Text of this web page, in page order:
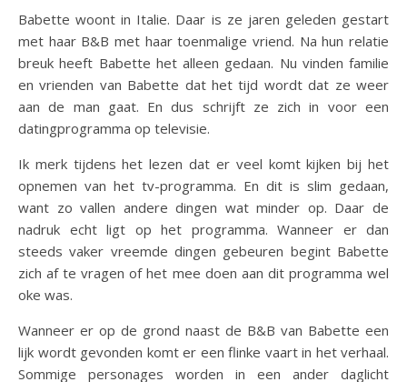
Babette woont in Italie. Daar is ze jaren geleden gestart
met haar B&B met haar toenmalige vriend. Na hun relatie
breuk heeft Babette het alleen gedaan. Nu vinden familie
en vrienden van Babette dat het tijd wordt dat ze weer
aan de man gaat. En dus schrijft ze zich in voor een
datingprogramma op televisie.
Ik merk tijdens het lezen dat er veel komt kijken bij het
opnemen van het tv-programma. En dit is slim gedaan,
want zo vallen andere dingen wat minder op. Daar de
nadruk echt ligt op het programma. Wanneer er dan
steeds vaker vreemde dingen gebeuren begint Babette
zich af te vragen of het mee doen aan dit programma wel
oke was.
Wanneer er op de grond naast de B&B van Babette een
lijk wordt gevonden komt er een flinke vaart in het verhaal.
Sommige personages worden in een ander daglicht